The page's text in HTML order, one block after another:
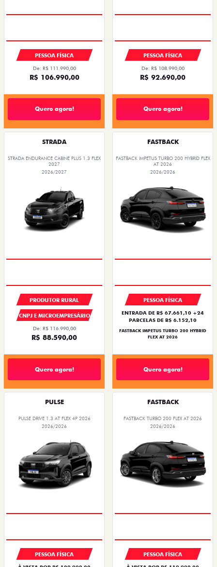
PESSOA FÍSICA
De: R$ 111.990,00
R$ 106.990,00
Quero agora!
PESSOA FÍSICA
De: R$ 108.990,00
R$ 92.690,00
Quero agora!
STRADA
STRADA ENDURANCE CABINE PLUS 1.3 FLEX
2027
2026/2027
PRODUTOR RURAL
CNPJ E MICROEMPRESÁRIO
De: R$ 116.990,00
R$ 88.590,00
Quero agora!
FASTBACK
FASTBACK IMPETUS TURBO 200 HYBRID FLEX
AT 2026
2026/2026
PESSOA FÍSICA
ENTRADA DE R$ 67.661,10 +24
PARCELAS DE R$ 6.152,10
FASTBACK IMPETUS TURBO 200 HYBRID
FLEX AT 2026
Quero agora!
PULSE
PULSE DRIVE 1.3 AT FLEX 4P 2026
2026/2026
PESSOA FÍSICA
FASTBACK
FASTBACK TURBO 200 FLEX AT 2026
2026/2026
PESSOA FÍSICA